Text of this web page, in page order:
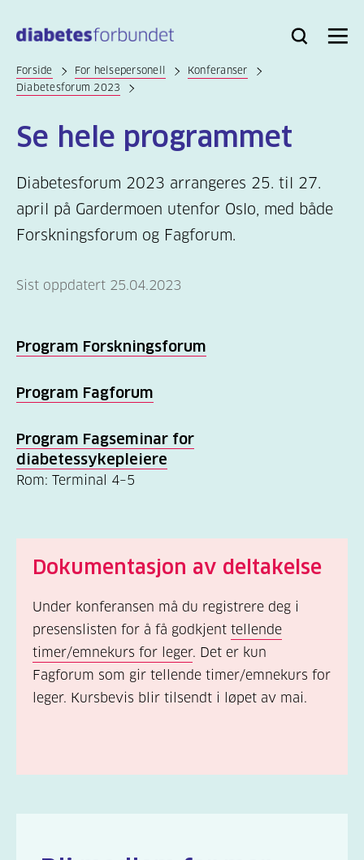
hovedinnhold
Bli
Logg
Søk Meny
Forside For helsepersonell
Konferanser
Diabetesforum 2023
Se hele programmet
Diabetesforum 2023 arrangeres 25. til 27.
april på Gardermoen utenfor Oslo, med både
Forskningsforum og Fagforum.
Sist oppdatert 25.04.2023
Program Forskningsforum
Program Fagforum
Program Fagseminar for
diabetessykepleiere
Rom: Terminal 4–5
Dokumentasjon av deltakelse
Under konferansen må du registrere deg i
presenslisten for å få godkjent tellende
timer/emnekurs for leger. Det er kun
Fagforum som gir tellende timer/emnekurs for
leger. Kursbevis blir tilsendt i løpet av mai.